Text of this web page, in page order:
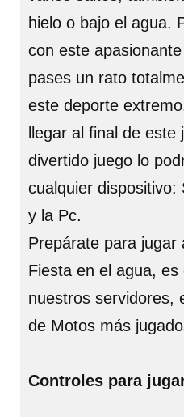
hielo o bajo el agua.
con este
pases un rato
este deporte
llegar al final de este
divertido juego lo
cualquier dispositivo:
y la Pc.
Prepárate para jugar
Fiesta en el agua,
nuestros servidores,
de Motos más
Controles para